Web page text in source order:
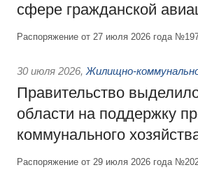
сфере гражданской
Распоряжение от 27 июля 2026 года
30 июля 2026, Жилищно-
Правительство
области на поддержку
коммунального
Распоряжение от 29 июля 2026 года